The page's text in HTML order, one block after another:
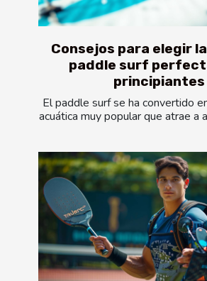
Consejos para elegir
paddle surf
principiantes
El paddle surf se ha convertido
acuática muy popular que atrae a